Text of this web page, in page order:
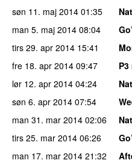
søn 11. maj 2014 01:35
man 5. maj 2014 08:04
tirs 29. apr 2014 15:41
fre 18. apr 2014 09:47
lør 12. apr 2014 04:24
søn 6. apr 2014 07:54
man 31. mar 2014 02:06
tirs 25. mar 2014 06:26
man 17. mar 2014 21:32